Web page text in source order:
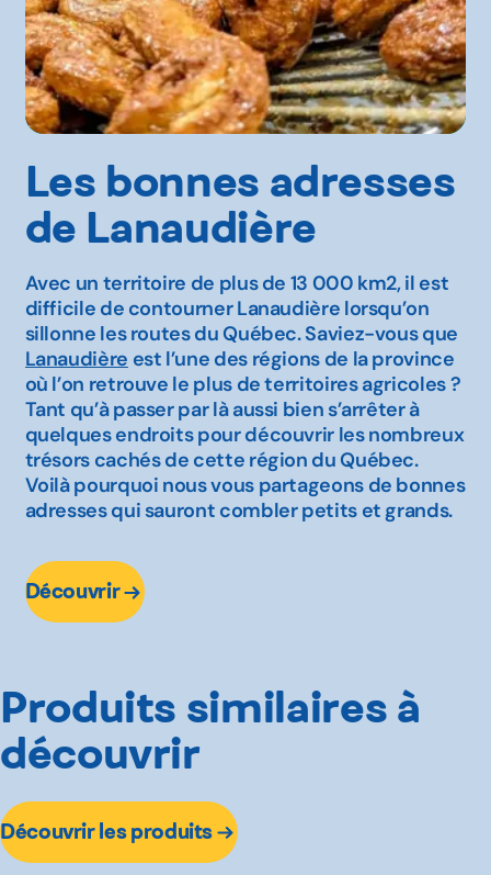
Les bonnes adresses
de Lanaudière
Avec un territoire de plus de 13 000 km2, il est
difficile de contourner Lanaudière lorsqu’on
sillonne les routes du Québec. Saviez-vous que
Lanaudière est l’une des régions de la province
où l’on retrouve le plus de territoires agricoles ?
Tant qu’à passer par là aussi bien s’arrêter à
quelques endroits pour découvrir les nombreux
trésors cachés de cette région du Québec.
Voilà pourquoi nous vous partageons de bonnes
adresses qui sauront combler petits et grands.
Découvrir
Produits similaires à
découvrir
Découvrir les produits